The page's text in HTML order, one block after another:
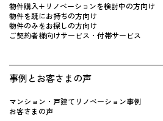
物件購入+リノベーションを検 討中の方向け
物件を既にお持 ちの方向け
物件のみをお探しの方向け
ご契約者様向けサービス・付帯サービス
事例とお客さまの声
マンション・戸建てリノベーション事例
お客さまの声